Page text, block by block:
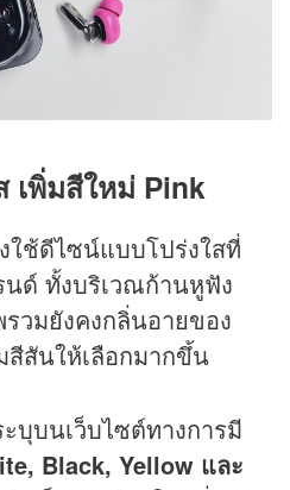
เพิ่มสีใหม่ Pink
ใช้ดีไซน์แบบโปร่งใสที่
ด์ ทั้งบริเวณก้านหูฟัง
วมยังคงกลิ่นอายของ
สีสันให้เลือกมากขึ้น
บุบนเว็บไซต์ทางการมี
Black, Yellow และ